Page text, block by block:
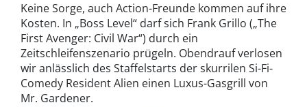
Keine Sorge, auch Action-Freunde kommen auf ihre
Kosten. In „Boss Level“ darf sich Frank Grillo („The
First Avenger: Civil War“) durch ein
Zeitschleifenszenario prügeln. Obendrauf verlosen
wir anlässlich des Staffelstarts der skurrilen Si-Fi-
Comedy Resident Alien einen Luxus-Gasgrill von
Mr. Gardener.